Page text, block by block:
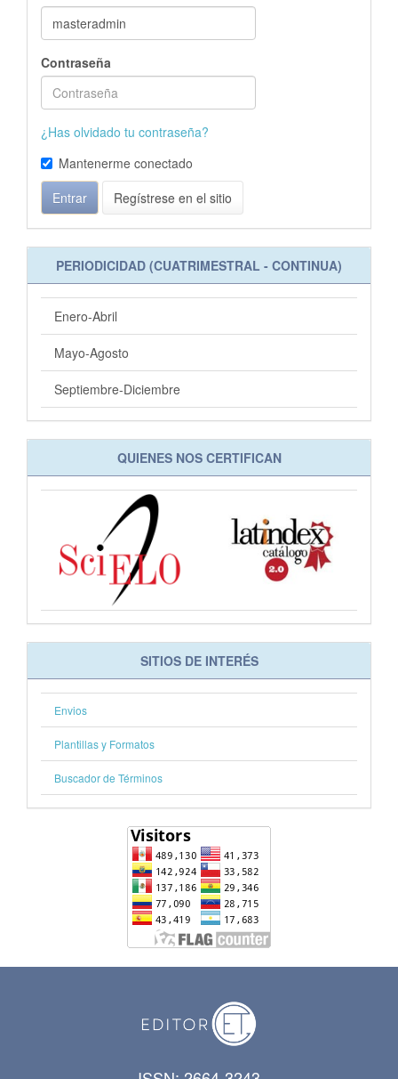
Contraseña
¿Has olvidado tu contraseña?
Mantenerme conectado
Entrar
Regístrese en el sitio
PERIODICIDAD (CUATRIMESTRAL - CONTINUA)
Enero-Abril
Mayo-Agosto
Septiembre-Diciembre
QUIENES NOS CERTIFICAN
SITIOS DE INTERÉS
Envios
Plantillas y Formatos
Buscador de Términos